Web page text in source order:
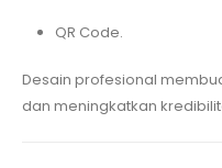
QR Code.
Desain profesional
dan meningkatkan